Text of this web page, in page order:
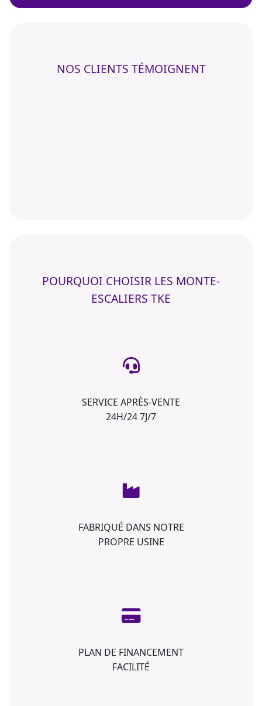
NOS CLIENTS TÉMOIGNENT
POURQUOI CHOISIR LES MONTE-
ESCALIERS TKE
SERVICE APRÈS-VENTE
24H/24 7J/7
FABRIQUÉ DANS NOTRE
PROPRE USINE
PLAN DE FINANCEMENT
FACILITÉ